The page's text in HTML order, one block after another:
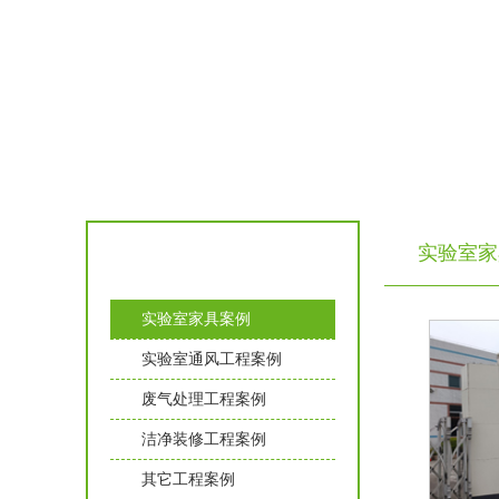
实验室家具案例
实验室通风工程案例
废气处理工程案例
洁净装修工程案例
其它工程案例
实验室